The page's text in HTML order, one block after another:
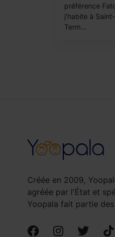
préférence
j’habite à
Term...
Créée en 2009,
agréée par l'État et
Yoopala fait partie